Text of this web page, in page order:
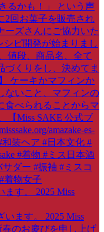
す。 2025 Miss